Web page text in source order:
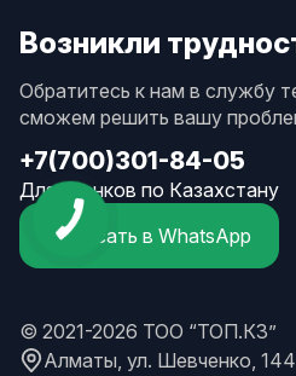
Возникли
Обратитесь к нам в службу
сможем решить вашу
+7(700)301-84-05
Для звонков по Казахстану
Написать в WhatsApp
© 2021-2026 ТОО “ТОП.КЗ”
Алматы, ул. Шевченко, 144